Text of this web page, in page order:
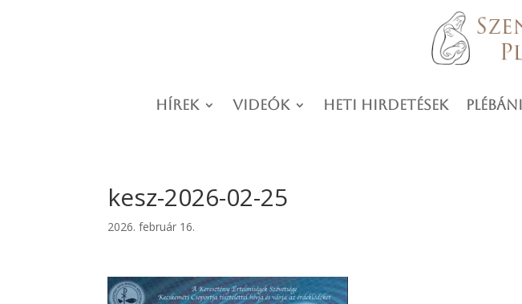
Hírek Videók Heti hirdetések
kesz-2026-02-25
2026. február 16.